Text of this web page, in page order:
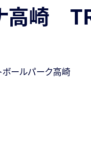
高崎
ールパーク高崎